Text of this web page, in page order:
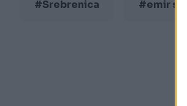
#Srebrenica #emir